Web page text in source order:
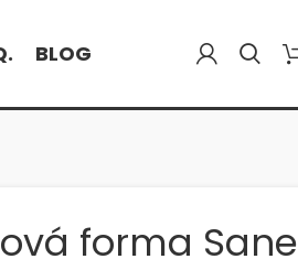
BLOG
forma Sane